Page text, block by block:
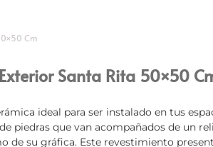
Cm
Santa Rita 50×50
ideal para ser instalado en tus
piedras que van acompañados de un
de su gráfica. Este revestimiento